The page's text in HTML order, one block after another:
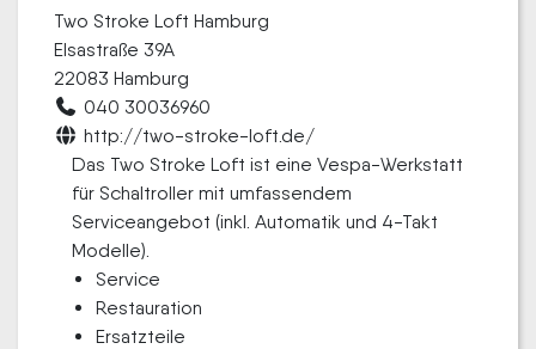
Two Stroke Loft Hamburg
Elsastraße 39A
22083 Hamburg
040 30036960
http://two-stroke-loft.de/
Das Two Stroke Loft ist eine Vespa-Werkstatt
für Schaltroller mit umfassendem
Serviceangebot (inkl. Automatik und 4-Takt
Modelle).
Service
Restauration
Ersatzteile